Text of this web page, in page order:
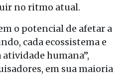
no ritmo atual.
o potencial de afetar a
cada ecossistema e
humana”,
em sua maioria